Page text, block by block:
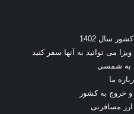
سال 1 402
می توانید به آنها سفر کنید
به شمسی
ما
و خروج به کشور
مسافرتی